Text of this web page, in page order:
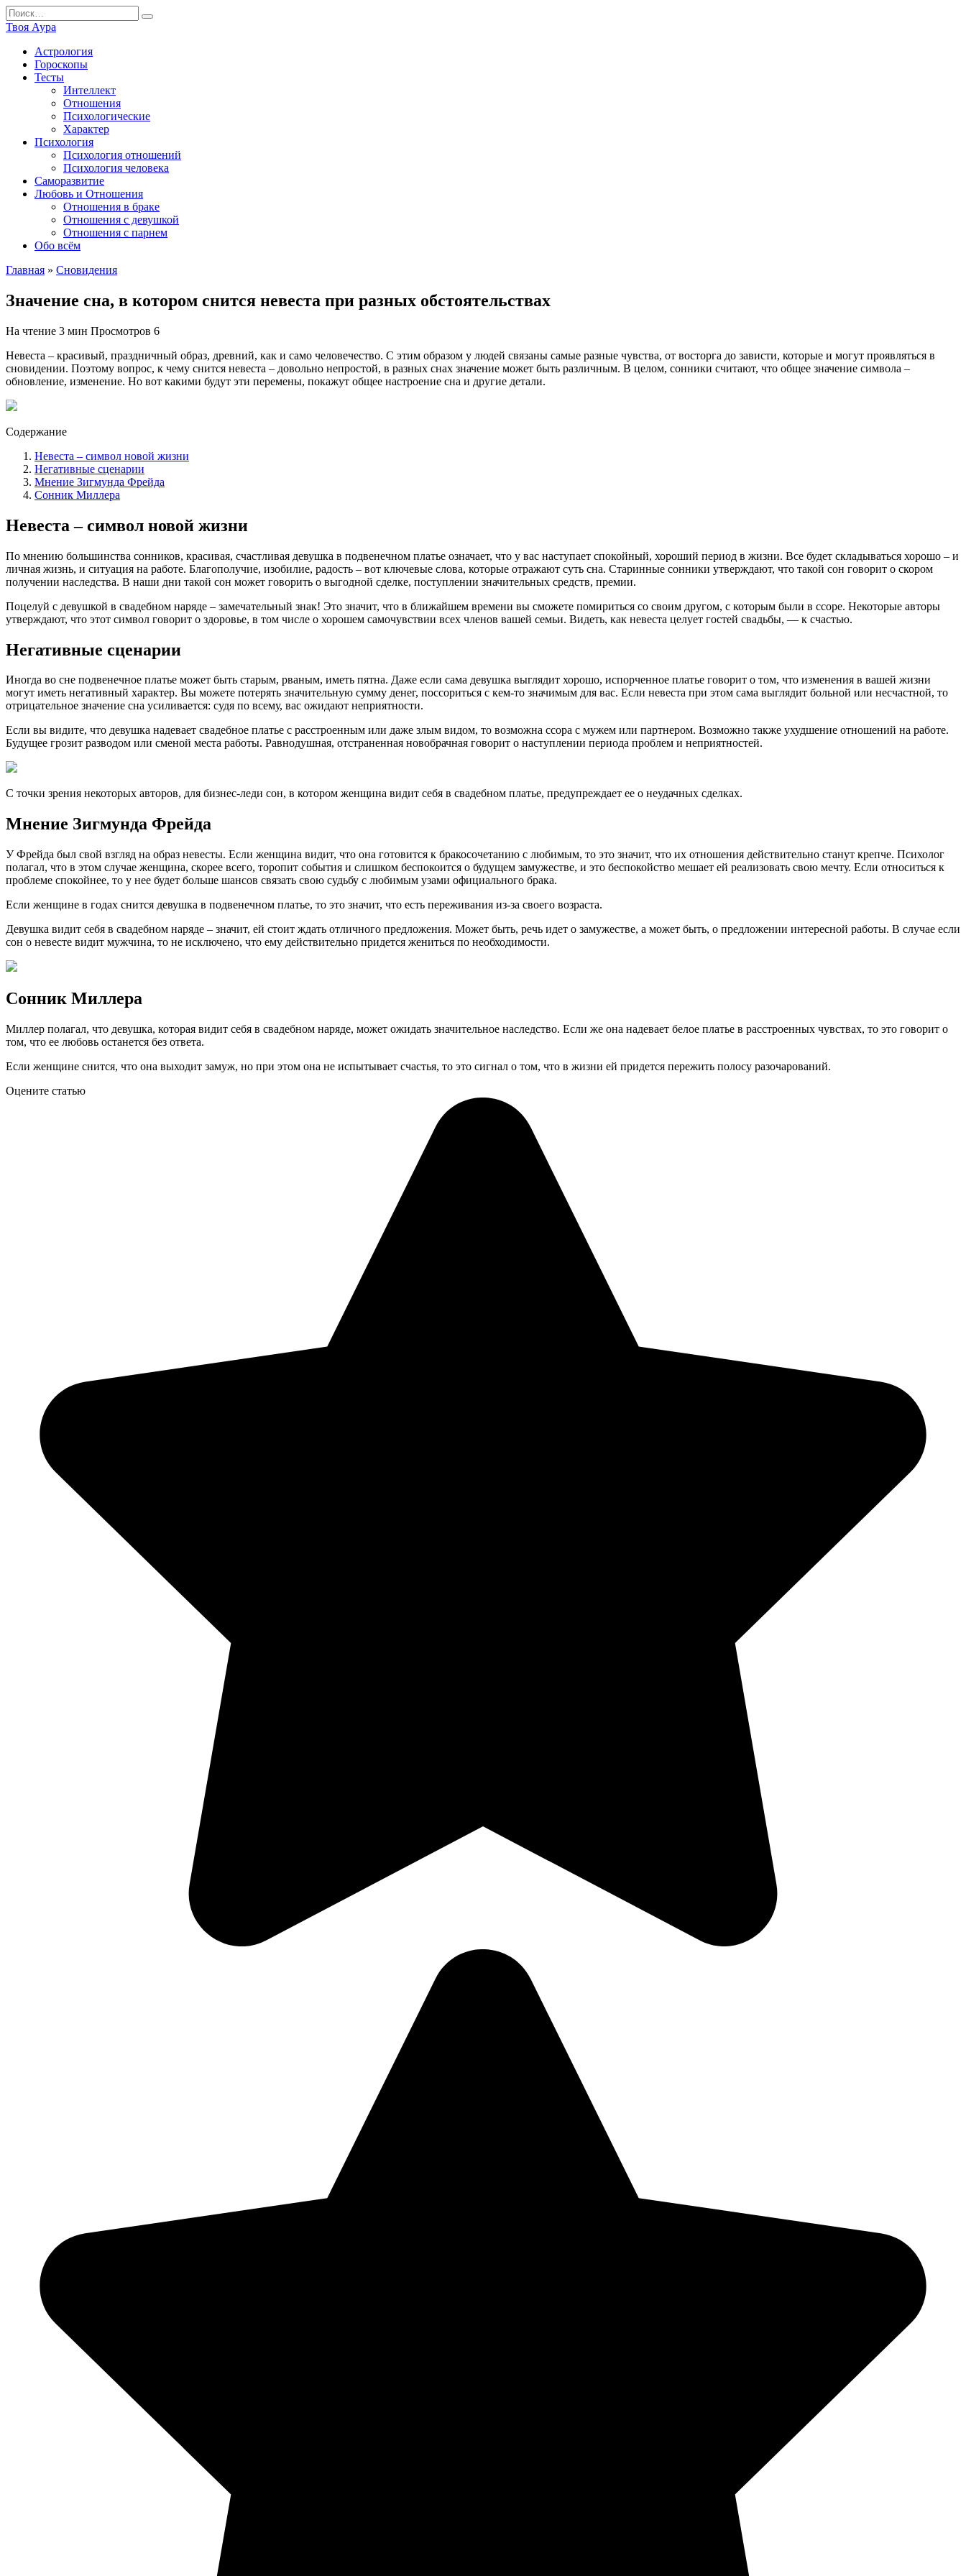
Перейти
к
содержанию
Search
for:
Твоя Аура
Астрология
Гороскопы
Тесты
Интеллект
Отношения
Психологические
Характер
Психология
Психология отношений
Психология человека
Саморазвитие
Любовь и Отношения
Отношения в браке
Отношения с девушкой
Отношения с парнем
Обо всём
Главная » Сновидения
Значение сна, в котором снится невеста при разных обстоятельствах
На чтение 3 мин Просмотров 6
Невеста – красивый, праздничный образ, древний, как и само человечество. С этим образом у людей связаны самые разные чувства, от восторга до зависти, которые и могут проявляться в
сновидении. Поэтому вопрос, к чему снится невеста – довольно непростой, в разных снах значение может быть различным. В целом, сонники считают, что общее значение символа –
обновление, изменение. Но вот какими будут эти перемены, покажут общее настроение сна и другие детали.
Содержание
Невеста – символ новой жизни
Негативные сценарии
Мнение Зигмунда Фрейда
Сонник Миллера
Невеста – символ новой жизни
По мнению большинства сонников, красивая, счастливая девушка в подвенечном платье означает, что у вас наступает спокойный, хороший период в жизни. Все будет складываться хорошо – и
личная жизнь, и ситуация на работе. Благополучие, изобилие, радость – вот ключевые слова, которые отражают суть сна. Старинные сонники утверждают, что такой сон говорит о скором
получении наследства. В наши дни такой сон может говорить о выгодной сделке, поступлении значительных средств, премии.
Поцелуй с девушкой в свадебном наряде – замечательный знак! Это значит, что в ближайшем времени вы сможете помириться со своим другом, с которым были в ссоре. Некоторые авторы
утверждают, что этот символ говорит о здоровье, в том числе о хорошем самочувствии всех членов вашей семьи. Видеть, как невеста целует гостей свадьбы, — к счастью.
Негативные сценарии
Иногда во сне подвенечное платье может быть старым, рваным, иметь пятна. Даже если сама девушка выглядит хорошо, испорченное платье говорит о том, что изменения в вашей жизни
могут иметь негативный характер. Вы можете потерять значительную сумму денег, поссориться с кем-то значимым для вас. Если невеста при этом сама выглядит больной или несчастной, то
отрицательное значение сна усиливается: судя по всему, вас ожидают неприятности.
Если вы видите, что девушка надевает свадебное платье с расстроенным или даже злым видом, то возможна ссора с мужем или партнером. Возможно также ухудшение отношений на работе.
Будущее грозит разводом или сменой места работы. Равнодушная, отстраненная новобрачная говорит о наступлении периода проблем и неприятностей.
С точки зрения некоторых авторов, для бизнес-леди сон, в котором женщина видит себя в свадебном платье, предупреждает ее о неудачных сделках.
Мнение Зигмунда Фрейда
У Фрейда был свой взгляд на образ невесты. Если женщина видит, что она готовится к бракосочетанию с любимым, то это значит, что их отношения действительно станут крепче. Психолог
полагал, что в этом случае женщина, скорее всего, торопит события и слишком беспокоится о будущем замужестве, и это беспокойство мешает ей реализовать свою мечту. Если относиться к
проблеме спокойнее, то у нее будет больше шансов связать свою судьбу с любимым узами официального брака.
Если женщине в годах снится девушка в подвенечном платье, то это значит, что есть переживания из-за своего возраста.
Девушка видит себя в свадебном наряде – значит, ей стоит ждать отличного предложения. Может быть, речь идет о замужестве, а может быть, о предложении интересной работы. В случае если
сон о невесте видит мужчина, то не исключено, что ему действительно придется жениться по необходимости.
Сонник Миллера
Миллер полагал, что девушка, которая видит себя в свадебном наряде, может ожидать значительное наследство. Если же она надевает белое платье в расстроенных чувствах, то это говорит о
том, что ее любовь останется без ответа.
Если женщине снится, что она выходит замуж, но при этом она не испытывает счастья, то это сигнал о том, что в жизни ей придется пережить полосу разочарований.
Оцените статью